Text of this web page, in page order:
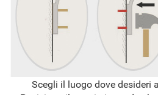
Scegli il luogo dove desideri